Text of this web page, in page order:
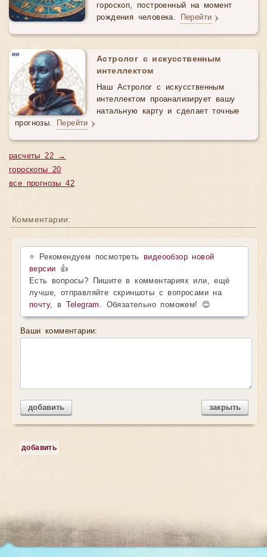
гороскоп, построенный на момент
рождения человека. Перейти
Астролог с искусственным
интеллектом
Наш Астролог с искусственным
интеллектом проанализирует вашу
натальную карту и сделает точные
прогнозы. Перейти
расчеты 22 →
гороскопы 20
все прогнозы 42
Комментарии:
⭐ Рекомендуем посмотретьвидеообзор новой
версии 👍
Есть вопросы? Пишите в комментариях или, ещё
лучше, отправляйте скриншоты с вопросами на
почту, в Telegram . Обязательно поможем! 😊
Ваши комментарии:
добавить закрыть
добавить